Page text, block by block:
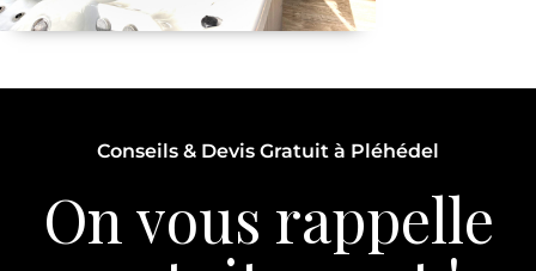
Conseils & Devis Gratuit à Pléhédel
On vous rappelle